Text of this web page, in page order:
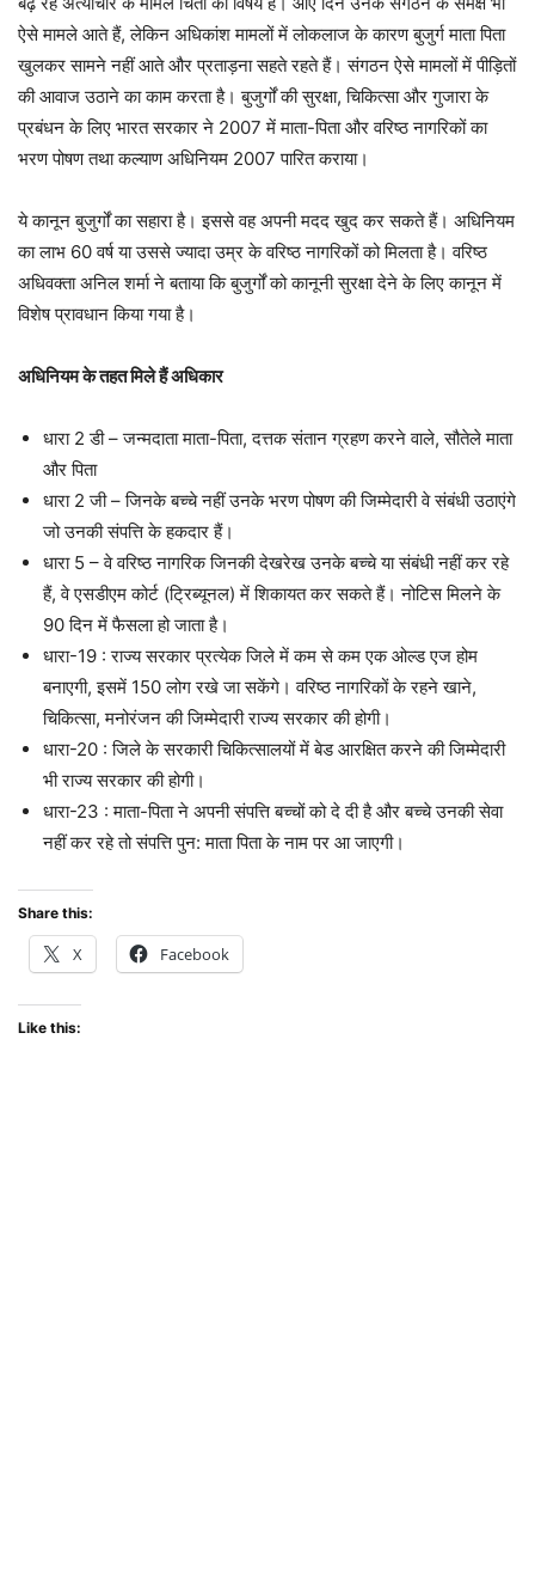
ऐसे मामले आते हैं, लेकिन अधिकांश मामलों में लोकलाज के कारण बुजुर्ग माता पिता
खुलकर सामने नहीं आते और प्रताड़ना सहते रहते हैं। संगठन ऐसे मामलों में पीड़ितों
की आवाज उठाने का काम करता है। बुजुर्गों की सुरक्षा, चिकित्सा और गुजारा के
प्रबंधन के लिए भारत सरकार ने 2007 में माता-पिता और वरिष्ठ नागरिकों का
भरण पोषण तथा कल्याण अधिनियम 2007 पारित कराया।
ये कानून बुजुर्गों का सहारा है। इससे वह अपनी मदद खुद कर सकते हैं। अधिनियम
का लाभ 60 वर्ष या उससे ज्यादा उम्र के वरिष्ठ नागरिकों को मिलता है। वरिष्ठ
अधिवक्ता अनिल शर्मा ने बताया कि बुजुर्गों को कानूनी सुरक्षा देने के लिए कानून में
विशेष प्रावधान किया गया है।
अधिनियम के तहत मिले हैं अधिकार
धारा 2 डी – जन्मदाता माता-पिता, दत्तक संतान ग्रहण करने वाले, सौतेले माता
और पिता
धारा 2 जी – जिनके बच्चे नहीं उनके भरण पोषण की जिम्मेदारी वे संबंधी उठाएंगे
जो उनकी संपत्ति के हकदार हैं।
धारा 5 – वे वरिष्ठ नागरिक जिनकी देखरेख उनके बच्चे या संबंधी नहीं कर रहे
हैं, वे एसडीएम कोर्ट (ट्रिब्यूनल) में शिकायत कर सकते हैं। नोटिस मिलने के
90 दिन में फैसला हो जाता है।
धारा-19 : राज्य सरकार प्रत्येक जिले में कम से कम एक ओल्ड एज होम
बनाएगी, इसमें 150 लोग रखे जा सकेंगे। वरिष्ठ नागरिकों के रहने खाने,
चिकित्सा, मनोरंजन की जिम्मेदारी राज्य सरकार की होगी।
धारा-20 : जिले के सरकारी चिकित्सालयों में बेड आरक्षित करने की जिम्मेदारी
भी राज्य सरकार की होगी।
धारा-23 : माता-पिता ने अपनी संपत्ति बच्चों को दे दी है और बच्चे उनकी सेवा
नहीं कर रहे तो संपत्ति पुन: माता पिता के नाम पर आ जाएगी।
Share this:
X Facebook
Like this: